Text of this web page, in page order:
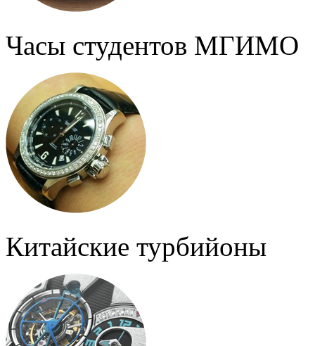
Часы студентов МГИМО
Китайские турбийоны